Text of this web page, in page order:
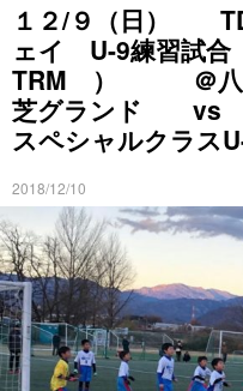
１２/９（日）
ェイ U-9練習試
TRM ） ＠八田
芝グランド vs
スペシャルクラス
2018/12/10